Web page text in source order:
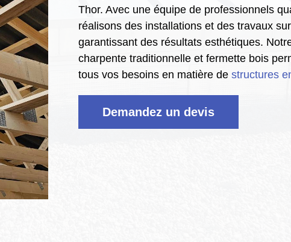
Thor. Avec une équipe de professionnels
réalisons des installations et des travaux
garantissant des résultats esthétiques.
charpente traditionnelle et fermette bois
tous vos besoins en matière de structures
Demandez un devis